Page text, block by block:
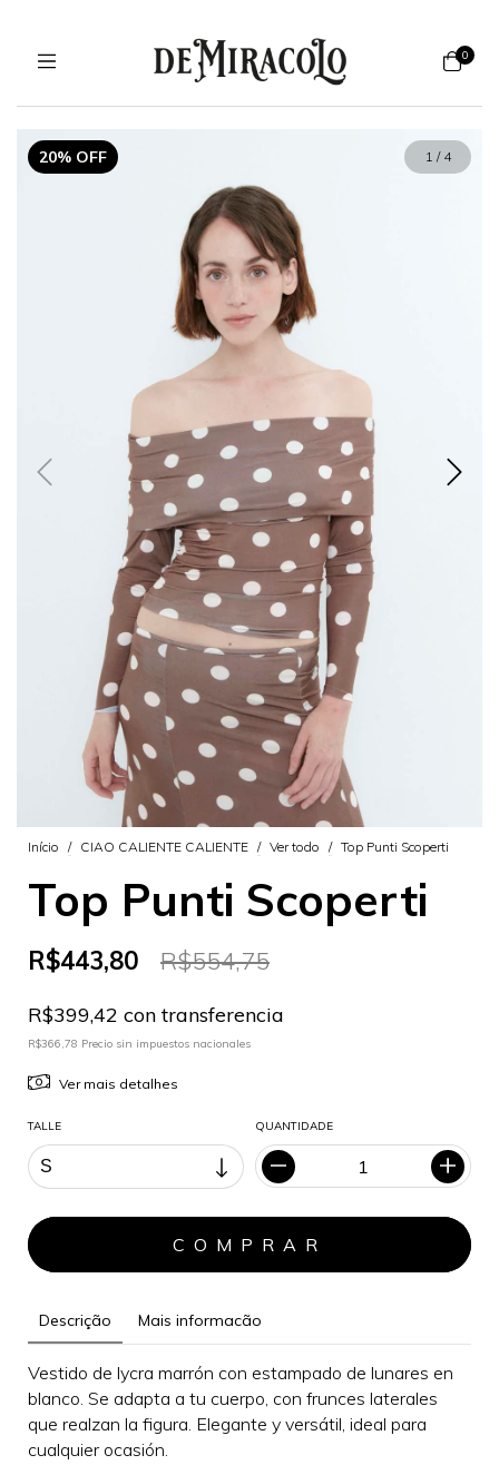
0
20% OFF 1 / 4
Início / CIAO CALIENTE CALIENTE / Ver todo / Top Punti Scoperti
Top Punti Scoperti
R$443,80 R$554,75
R$399,42 con transferencia
R$366,78 Precio sin impuestos nacionales
Ver mais detalhes
TALLE QUANTIDADE
Descrição Mais informacão
Vestido de lycra marrón con estampado de lunares en
blanco. Se adapta a tu cuerpo, con frunces laterales
que realzan la figura. Elegante y versátil, ideal para
cualquier ocasión.